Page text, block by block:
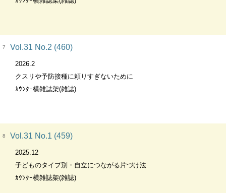
7 Vol.31 No.2 (460)
2026.2
クスリや予防接種に頼りすぎないために
ｶｳﾝﾀｰ横雑誌架(雑誌)
8 Vol.31 No.1 (459)
2025.12
子どものタイプ別・自立につながる片づけ法
ｶｳﾝﾀｰ横雑誌架(雑誌)